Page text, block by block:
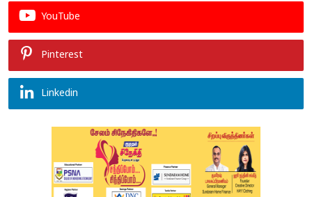
YouTube
Pinterest
Linkedin